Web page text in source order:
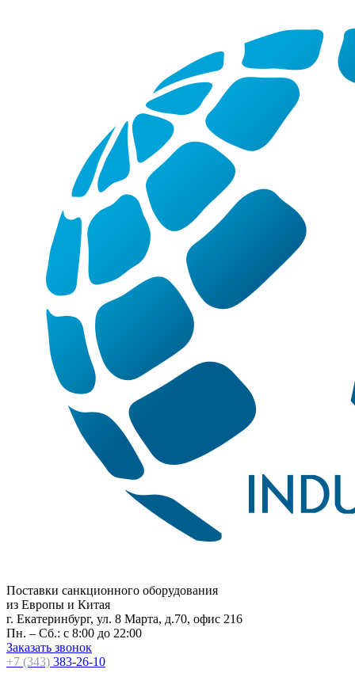
Поставки санкционного оборудования
из Европы и Китая
г. Екатеринбург, ул. 8 Марта, д.70, офис 216
Пн. – Сб.: с 8:00 до 22:00
Заказать звонок
+7 (343) 383-26-10